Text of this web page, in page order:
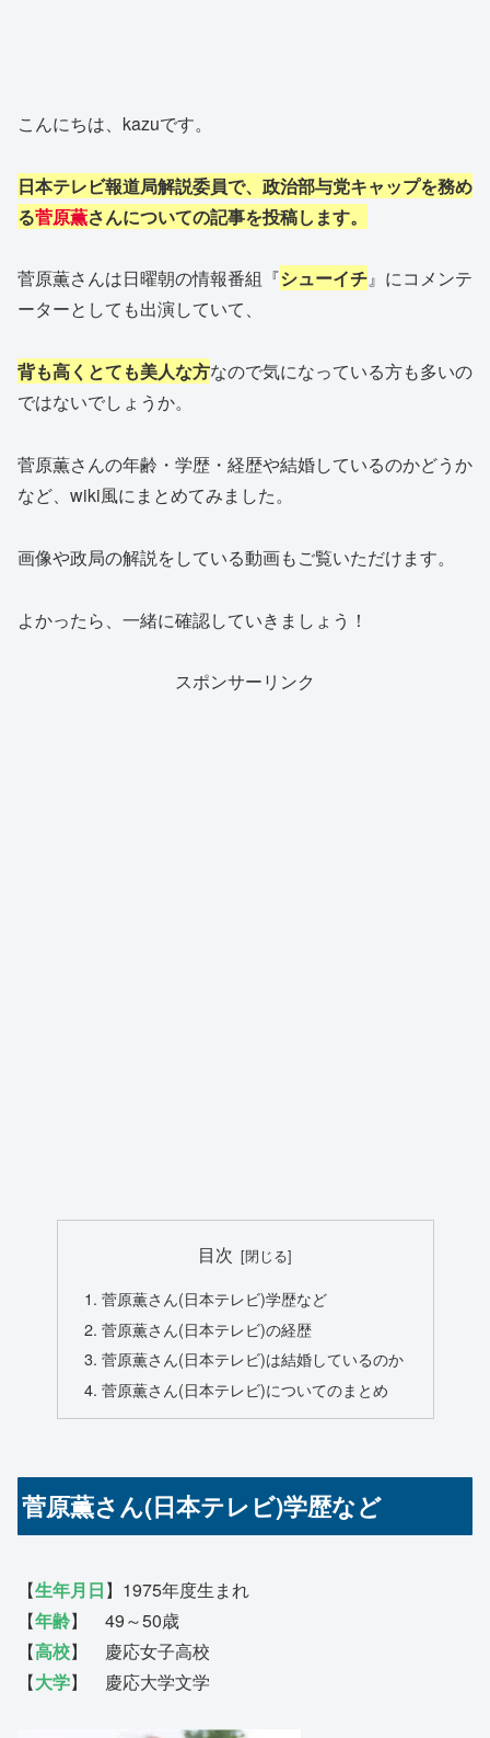
こんにちは、kazuです。
日本テレビ報道局解説委員で、政治部与党キャップを務め
る菅原薫さんについての記事を投稿します。
菅原薫さんは日曜朝の情報番組『シューイチ』にコメンテ
ーターとしても出演していて、
背も高く とても美人な方なので気になっている方も多いの
ではないでしょうか。
菅原薫さんの年齢・学歴・経歴や結婚しているのかどうか
など、wiki風にまとめてみました。
画像や政局の解説をしている動画もご覧いただけます。
よかったら、一緒に確認していきましょう！
スポンサーリンク
目次
菅原薫さん(日本テレビ)学歴など
菅原薫さん(日本テレビ)の経歴
菅原薫さん(日本テレビ)は結婚しているのか
菅原薫さん(日本テレビ)についてのまとめ
菅原薫さん(日本テレビ)学歴など
【生年月日】1975年度生まれ
【年齢】 49～50歳
【高校】 慶応女子高校
【大学】 慶応大学文学